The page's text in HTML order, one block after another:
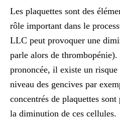
Les plaquettes sont des
rôle important dans le
LLC peut provoquer une
parle alors de
prononcée, il existe un risque
niveau des gencives par
concentrés de plaquettes sont
la diminution de ces cellules.